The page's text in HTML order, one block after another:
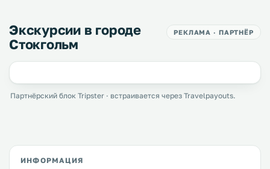
Экскурсии в городе
Стокгольм
РЕКЛАМА · ПАРТНЁР
Партнёрский блок Tripster · встраивается через Travelpayouts.
ИНФОРМАЦИЯ